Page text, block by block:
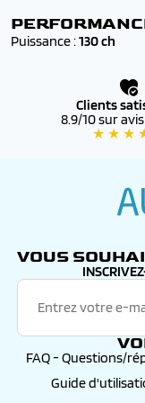
Smart multidrive
éclairage
Smartlink sans
Trappe à skis
Vitres latérales
Puissance :130 ch
Clients
8.9/10 sur
★ ★ ★
VOUS
FAQ - Questions/
Guide